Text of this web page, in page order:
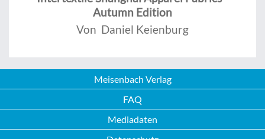
Autumn Edition
Von Daniel Keienburg
Meisenbach Verlag
FAQ
Mediadaten